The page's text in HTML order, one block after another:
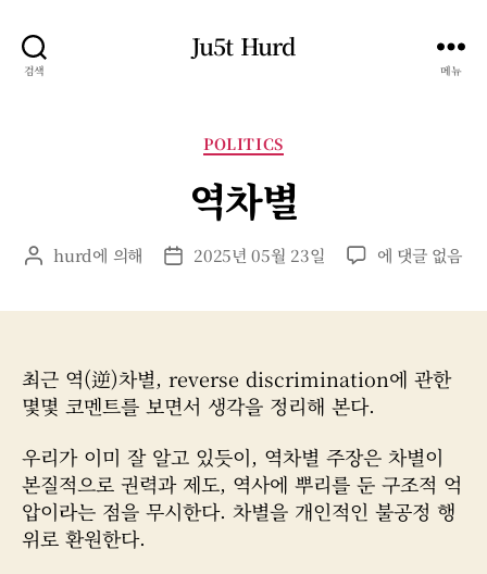
검색
Ju5t Hurd
메뉴
카
테
고
리
POLITICS
역차별
게
자
hurd에 의해
게 2025년 05월 23일
역
에 댓글 없음
최근 역(逆)차별, reverse discrimination에 관한
몇몇 코멘트를 보면서 생각을 정리해 본다.
우리가 이미 잘 알고 있듯이, 역차별 주장은 차별이
본질적으로 권력과 제도, 역사에 뿌리를 둔 구조적 억
압이라는 점을 무시한다. 차별을 개인적인 불공정 행
위로 환원한다.